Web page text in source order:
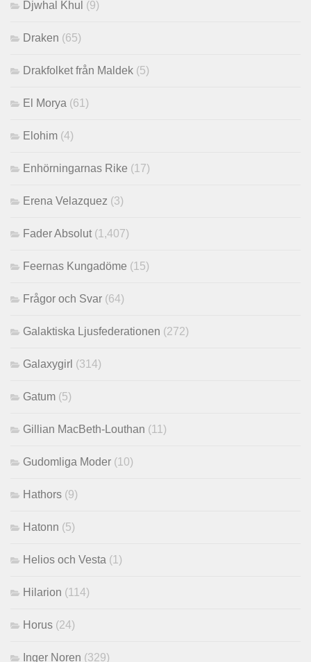
Djwhal Khul (9)
Draken (65)
Drakfolket från Maldek (5)
El Morya (61)
Elohim (4)
Enhörningarnas Rike (17)
Erena Velazquez (3)
Fader Absolut(1,407)
Feernas Kungadöme (15)
Frågor och Svar (64)
Galaktiska Ljusfederationen (272)
Galaxygirl (314)
Gatum (5)
Gillian MacBeth-Louthan (11)
Gudomliga Moder (10)
Hathors (9)
Hatonn (5)
Helios och Vesta (1)
Hilarion (114)
Horus (24)
Inger Noren (329)